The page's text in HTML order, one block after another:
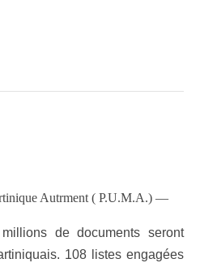
Autrment ( P.U.M.A.) —
de documents seront
108 listes engagées